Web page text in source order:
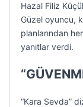
Hazal Filiz
Güzel oyuncu,
planlarından
yanıtlar verdi.
“Kara Sevda”